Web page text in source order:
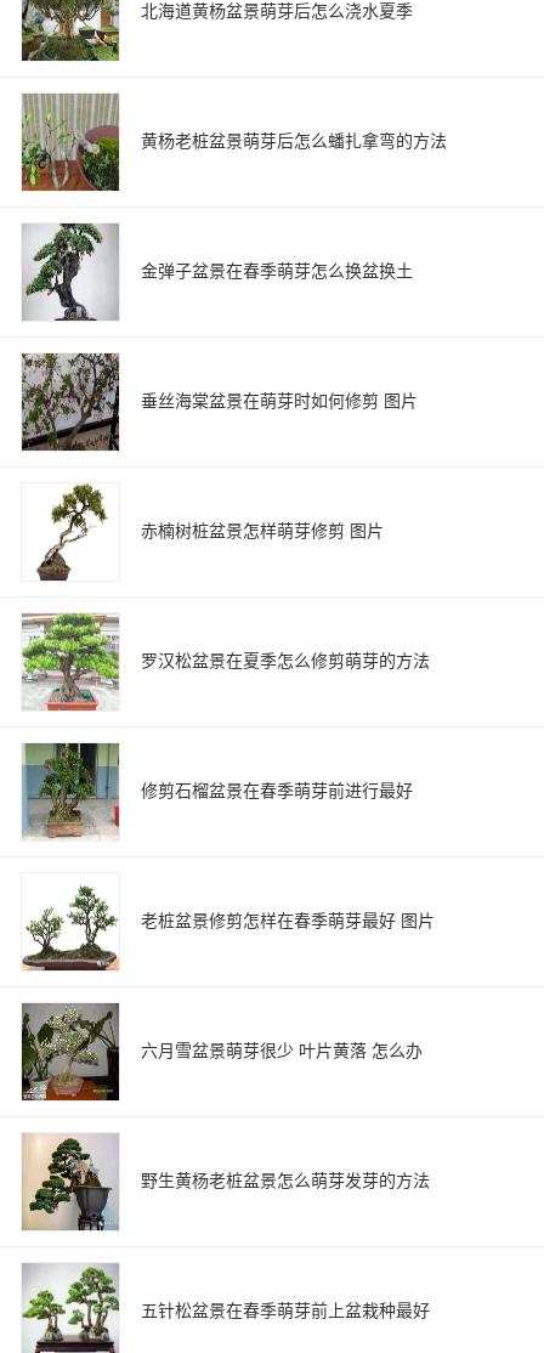
北海道黄杨盆景萌芽后怎么浇水夏季
黄杨老桩盆景萌芽后怎么蟠扎拿弯的方法
金弹子盆景在春季萌芽怎么换盆换土
垂丝海棠盆景在萌芽时如何修剪 图片
赤楠树桩盆景怎样萌芽修剪 图片
罗汉松盆景在夏季怎么修剪萌芽的方法
修剪石榴盆景在春季萌芽前进行最好
老桩盆景修剪怎样在春季萌芽最好 图片
六月雪盆景萌芽很少 叶片黄落 怎么办
野生黄杨老桩盆景怎么萌芽发芽的方法
五针松盆景在春季萌芽前上盆栽种最好